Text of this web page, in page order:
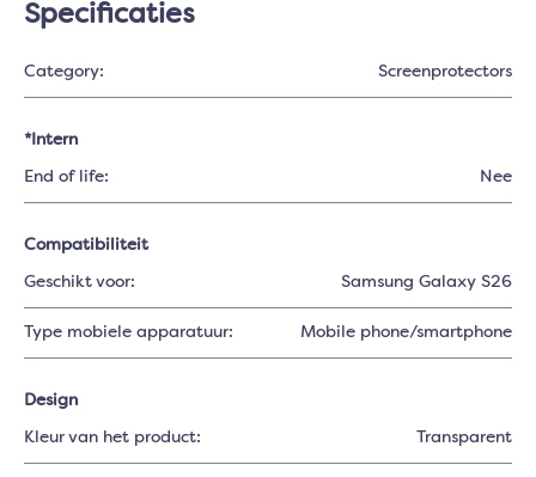
Specificaties
Category: Screenprotectors
*Intern
End of life: Nee
Compatibiliteit
Geschikt voor: Samsung Galaxy S26
Type mobiele apparatuur: Mobile phone/smartphone
Design
Kleur van het product: Transparent